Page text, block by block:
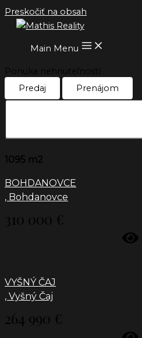
Preskočiť na obsah
Main Menu
Ponuka nehnuteľností
Predaj
Prenájom
1095 m2
BOHDANOVCE
, Bohdanovce
310 000 €
VYŠNÝ ČAJ
, Vyšný Čaj
264 990 €